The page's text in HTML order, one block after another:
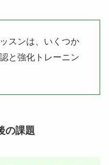
スンは、いくつか
と強化トレーニン
の課題